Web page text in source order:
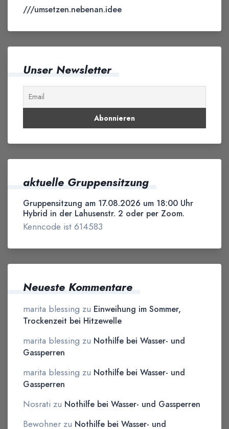
///umsetzen.nebenan.idee
Unser Newsletter
aktuelle Gruppensitzung
Gruppensitzung am 17.08.2026 um 18:00 Uhr
Hybrid in der Lahusenstr. 2 oder per Zoom.
Kenncode ist 614583
Neueste Kommentare
marita blessing zu Einweihung im Sommer,
Trockenzeit bei Hitzewelle
marita blessing zu Nothilfe bei Wasser- und
Gassperren
marita blessing zu Nothilfe bei Wasser- und
Gassperren
Nosrati zu Nothilfe bei Wasser- und Gassperren
Bewohnerzu Nothilfe bei Wasser- und